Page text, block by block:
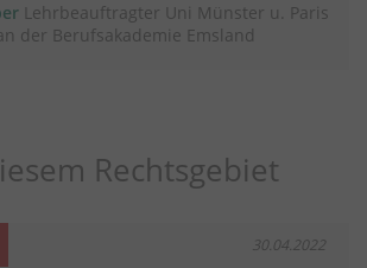
Lehrbeauftragter Uni Münster u. Paris
der Berufsakademie Emsland
Rechtsgebiet
30.04.2022